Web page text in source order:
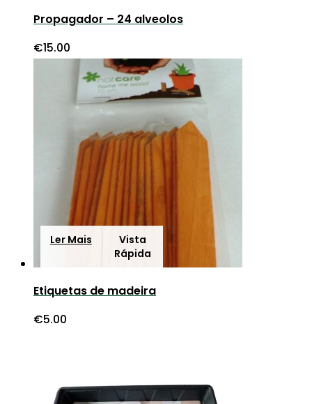
Propagador – 24 alveolos
€15.00
Ler Mais
Vista
Rápida
Etiquetas de madeira
€5.00